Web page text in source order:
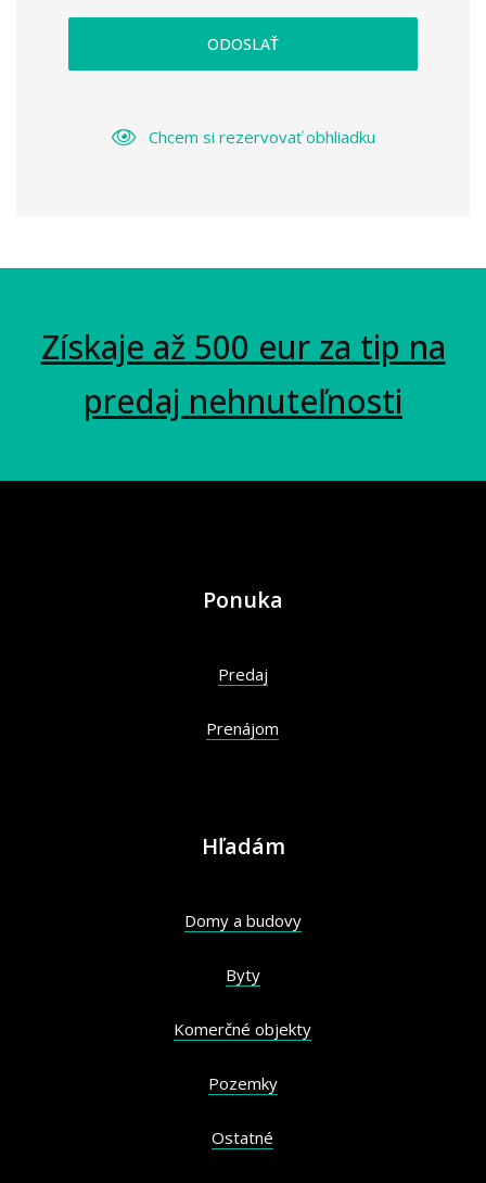
ODOSLAŤ
Chcem si rezervovať obhliadku
Získaje až 500 eur za tip na
predaj nehnuteľnosti
Ponuka
Predaj
Prenájom
Hľadám
Domy a budovy
Byty
Komerčné objekty
Pozemky
Ostatné